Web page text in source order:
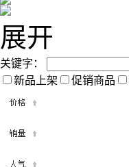
展开
关键字：
新品上架
促销商品